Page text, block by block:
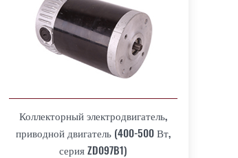
Коллекторный электродвигатель,
приводной двигатель (400-500 Вт,
серия ZD097B1)